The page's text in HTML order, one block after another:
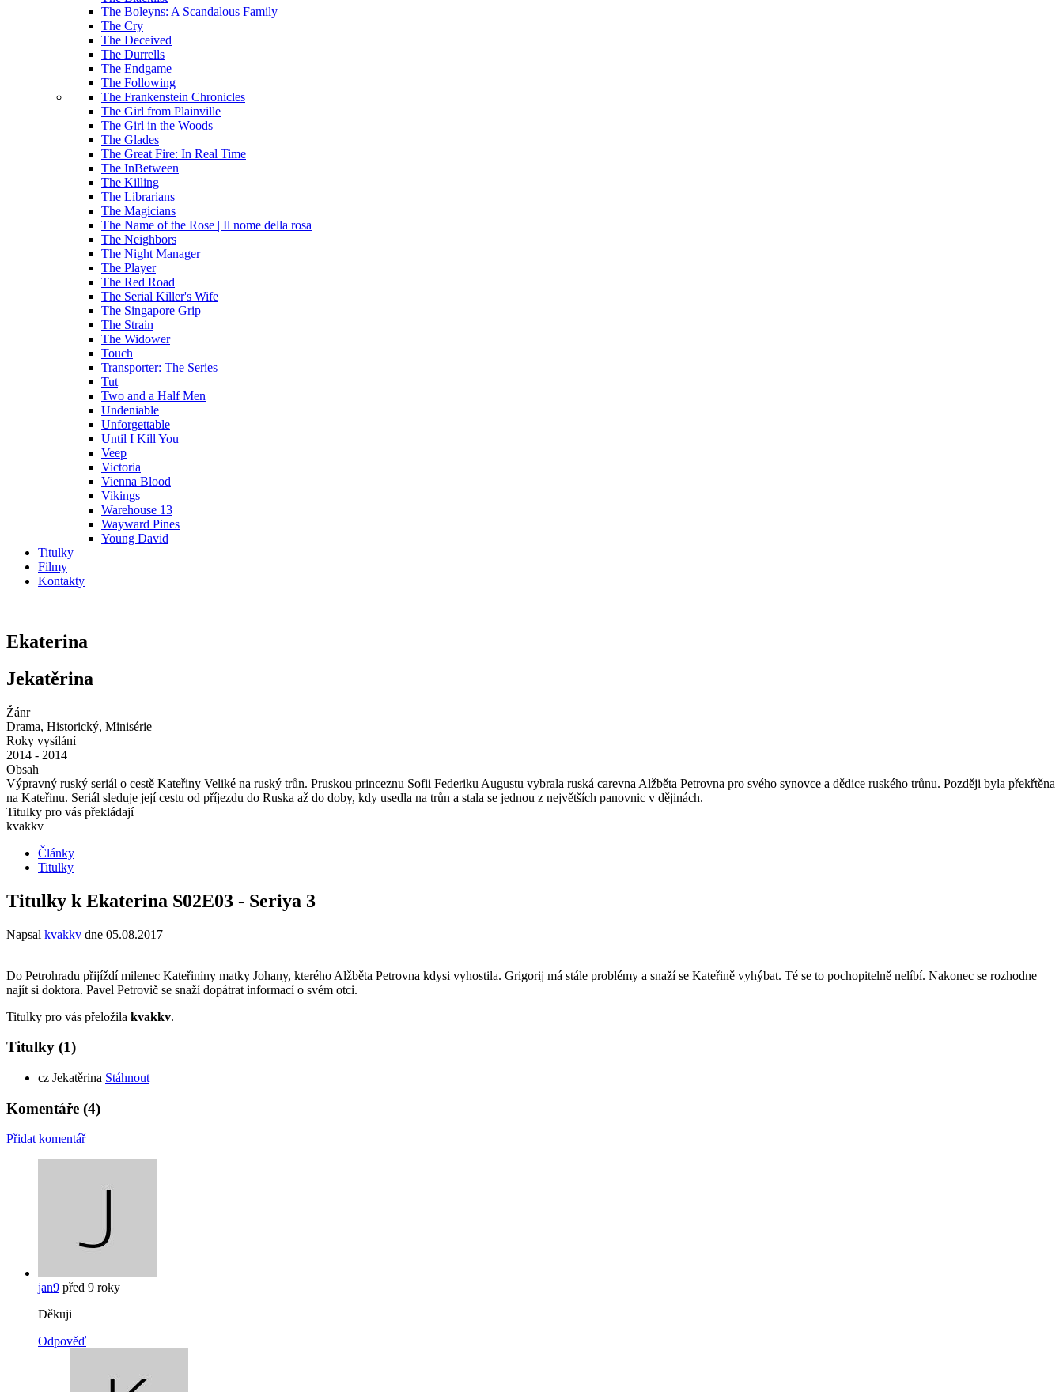
The Boleyns: A Scandalous Family
The Cry
The Deceived
The Durrells
The Endgame
The Following
The Frankenstein Chronicles
The Girl from Plainville
The Girl in the Woods
The Glades
The Great Fire: In Real Time
The InBetween
The Killing
The Librarians
The Magicians
The Name of the Rose | Il nome della rosa
The Neighbors
The Night Manager
The Player
The Red Road
The Serial Killer's Wife
The Singapore Grip
The Strain
The Widower
Touch
Transporter: The Series
Tut
Two and a Half Men
Undeniable
Unforgettable
Until I Kill You
Veep
Victoria
Vienna Blood
Vikings
Warehouse 13
Wayward Pines
Young David
Titulky
Filmy
Kontakty
Ekaterina
Jekatěrina
Žánr
Drama, Historický, Minisérie
Roky vysílání
2014 - 2014
Obsah
Výpravný ruský seriál o cestě Kateřiny Veliké na ruský trůn. Pruskou princeznu Sofii Federiku Augustu vybrala ruská carevna Alžběta Petrovna pro svého synovce a dědice ruského trůnu. Později byla překřtěna
na Kateřinu. Seriál sleduje její cestu od příjezdu do Ruska až do doby, kdy usedla na trůn a stala se jednou z největších panovnic v dějinách.
Titulky pro vás překládají
kvakkv
Články
Titulky
Titulky k Ekaterina S02E03 - Seriya 3
Napsal kvakkv dne 05.08.2017
Do Petrohradu přijíždí milenec Kateřininy matky Johany, kterého Alžběta Petrovna kdysi vyhostila. Grigorij má stále problémy a snaží se Kateřině vyhýbat. Té se to pochopitelně nelíbí. Nakonec se rozhodne
najít si doktora. Pavel Petrovič se snaží dopátrat informací o svém otci.
Titulky pro vás přeložila kvakkv.
Titulky (1)
cz Jekatěrina Stáhnout
Komentáře (4)
Přidat komentář
jan9 před 9 roky
Děkuji
Odpověď